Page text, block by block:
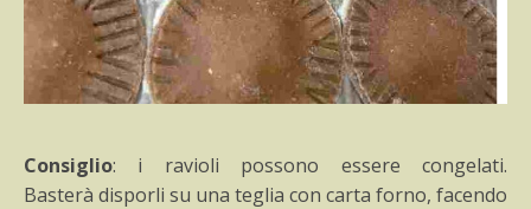
Consiglio: i ravioli possono essere congelati.
Basterà disporli su una teglia con carta forno, facendo